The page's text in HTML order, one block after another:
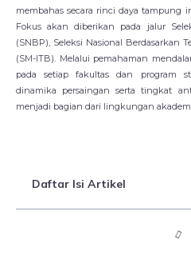
membahas secara rinci daya tampung
Fokus akan diberikan pada jalur
(SNBP), Seleksi Nasional Berdasarkan
(SM-ITB). Melalui pemahaman
pada setiap fakultas dan program
dinamika persaingan serta tingkat
menjadi bagian dari lingkungan
Daftar Isi Artikel